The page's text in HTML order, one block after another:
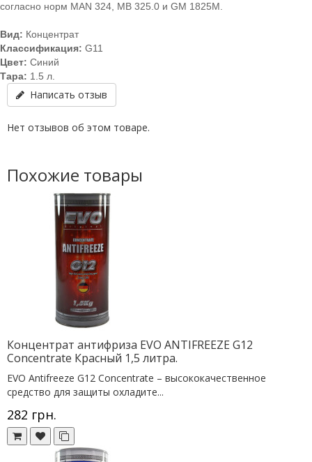
согласно норм MAN 324, MB 325.0 и GM 1825М.
Вид: Концентрат
Классификация: G11
Цвет: Синий
Тара: 1.5 л.
Написать отзыв
Нет отзывов об этом товаре.
Похожие товары
Концентрат антифриза EVO ANTIFREEZE G12
Concentrate Красный 1,5 литра.
EVO Antifreeze G12 Concentrate – высококачественное
средство для защиты охладите...
282 грн.